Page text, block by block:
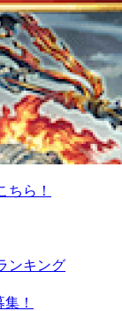
ちら！
ンキング
！